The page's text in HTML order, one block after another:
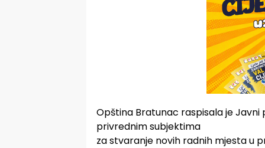
Opština Bratunac raspisala je
privrednim subjektima
za stvaranje novih radnih mjesta u